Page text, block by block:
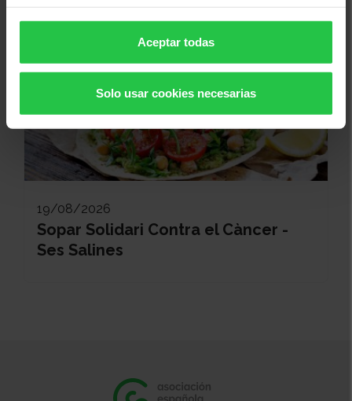
Aceptar todas
Solo usar cookies necesarias
19/08/2026
Sopar Solidari Contra el Càncer -
Ses Salines